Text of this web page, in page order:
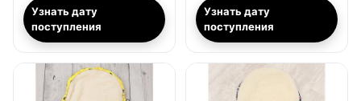
Узнать дату
поступления
Узнать дату
поступления